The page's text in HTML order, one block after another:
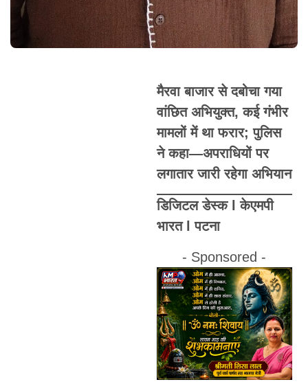
मैरवा बाजार से दबोचा गया
वांछित अभियुक्त, कई गंभीर
मामलों में था फरार; पुलिस
ने कहा—अपराधियों पर
लगातार जारी रहेगा अभियान
डिजिटल डेस्क l केएमपी
भारत l पटना
- Sponsored -